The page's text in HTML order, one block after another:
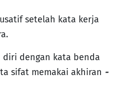
setelah kata kerja
diri dengan kata benda
sifat memakai akhiran -